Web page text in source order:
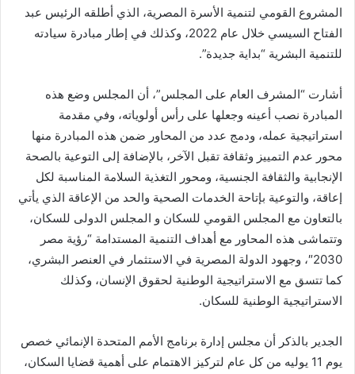
المشروع القومي لتنمية الأسرة المصرية، الذي أطلقه الرئيس عبد
الفتاح السيسي خلال عام 2022، وكذلك في إطار مبادرة سيادته
للتنمية البشرية “بداية جديدة”.
أشارت “المشرف العام على المجلس”، أن المجلس وضع هذه
المبادرة نصب أعينه وجعلها على رأس أولوياته، وفي مقدمة
استراتيجية عمله، ودمج عدد من المحاور ضمن هذه المبادرة منها
محور عدم التمييز وثقافة تقبل الآخر، بالإضافة إلى التوعية بالصحة
الإنجابية والثقافة الجنسية، ومحور التغذية السلامة المناسبة لكل
إعاقة، والتوعية بإتاحة الخدمات الصحية والحد من الإعاقة الذي يأتي
بالتعاون مع المجلس القومي للسكان و المجلس الدولى للسكان،
وتتماشى هذه المحاور مع أهداف التنمية المستدامة “رؤية مصر
2030″، وجهود الدولة المصرية في الاستثمار في العنصر البشري،
كما تتسق مع الاستراتيجية الوطنية لحقوق الإنسان، وكذلك
الاستراتيجية الوطنية للسكان.
الجدير بالذكر أن مجلس إدارة برنامج الأمم المتحدة الإنمائي خصص
يوم 11 يوليه من كل عام لتركيز الاهتمام على أهمية قضايا السكان،